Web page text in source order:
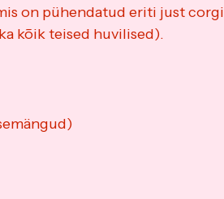
on pühendatud eriti just corgi
kõik teised huvilised).